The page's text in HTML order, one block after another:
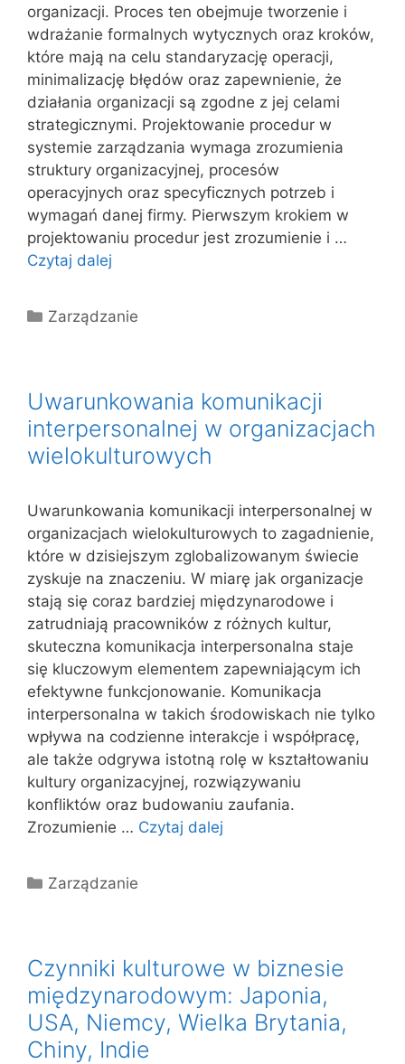
organizacji. Proces ten obejmuje tworzenie i
wdrażanie formalnych wytycznych oraz kroków,
które mają na celu standaryzację operacji,
minimalizację błędów oraz zapewnienie, że
działania organizacji są zgodne z jej celami
strategicznymi. Projektowanie procedur w
systemie zarządzania wymaga zrozumienia
struktury organizacyjnej, procesów
operacyjnych oraz specyficznych potrzeb i
wymagań danej firmy. Pierwszym krokiem w
projektowaniu procedur jest zrozumienie i …
Czytaj dalej
Kategorie
Zarządzanie
Uwarunkowania komunikacji
interpersonalnej w organizacjach
wielokulturowych
Uwarunkowania komunikacji interpersonalnej w
organizacjach wielokulturowych to zagadnienie,
które w dzisiejszym zglobalizowanym świecie
zyskuje na znaczeniu. W miarę jak organizacje
stają się coraz bardziej międzynarodowe i
zatrudniają pracowników z różnych kultur,
skuteczna komunikacja interpersonalna staje
się kluczowym elementem zapewniającym ich
efektywne funkcjonowanie. Komunikacja
interpersonalna w takich środowiskach nie tylko
wpływa na codzienne interakcje i współpracę,
ale także odgrywa istotną rolę w kształtowaniu
kultury organizacyjnej, rozwiązywaniu
konfliktów oraz budowaniu zaufania.
Zrozumienie … Czytaj dalej
Kategorie
Zarządzanie
Czynniki kulturowe w biznesie
międzynarodowym: Japonia,
USA, Niemcy, Wielka Brytania,
Chiny, Indie